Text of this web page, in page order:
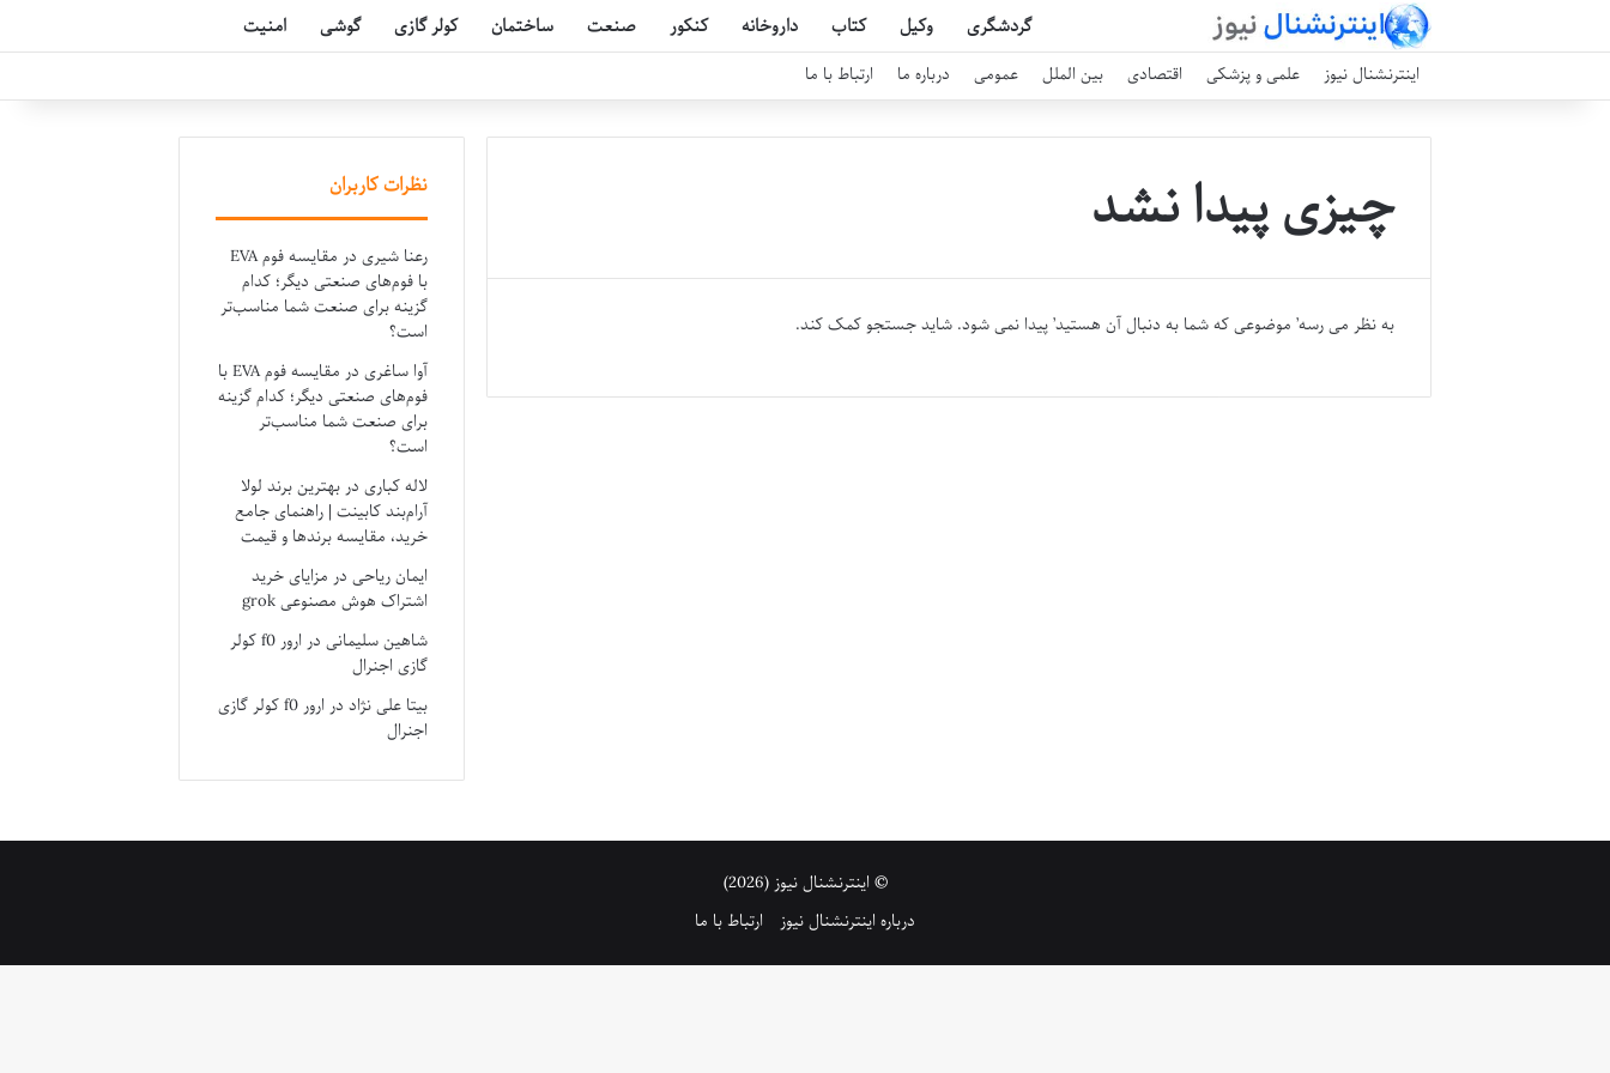
گردشگری وکیل کتاب داروخانه کنکور صنعت ساختمان کولر گازی گوشی امنیت
اینترنشنال نیوز علمی و پزشکی اقتصادی بین الملل عمومی درباره ما ارتباط با ما
چیزی پیدا نشد
به نظر می رسه’ موضوعی که شما به دنبال آن هستید’ پیدا نمی شود. شاید جستجو کمک کند.
نظرات کاربران
رعنا شیریدر
مقایسه فوم EVA
با فوم‌های صنعتی دیگر؛ کدام
گزینه برای صنعت شما مناسب‌تر
است؟
آوا ساغریدر
مقایسه فوم EVA با
فوم‌های صنعتی دیگر؛ کدام گزینه
برای صنعت شما مناسب‌تر
است؟
لاله کباریدربهترین برند لولا
آرام‌بند کابینت | راهنمای جامع
خرید، مقایسه برندها و قیمت
ایمان ریاحیدر مزایای خرید
اشتراک هوش مصنوعی grok
شاهین سلیمانیدر
ارور f0 کولر
گازی اجنرال
بیتا علی نژاددر
ارور f0 کولر گازی
اجنرال
© اینترنشنال نیوز (2026)
درباره اینترنشنال نیوز
ارتباط با ما